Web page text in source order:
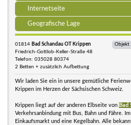
Internetseite
Geografische Lage
01814 Bad Schandau OT Krippen
Friedrich-Gottlob-Keller-Straße 48
Telefon: 035028 80374
2 Betten + zusätzlich Aufbettung
Objekt
Wir laden Sie ein in unsere gemütliche
Krippen im Herzen der Sächsischen Schweiz.
Krippen liegt auf der anderen Elbseite von Bad
Verkehrsanbindung mit Bus, Bahn und Fähre.
Einkaufsmarkt und eine Kegelbahn. Alle